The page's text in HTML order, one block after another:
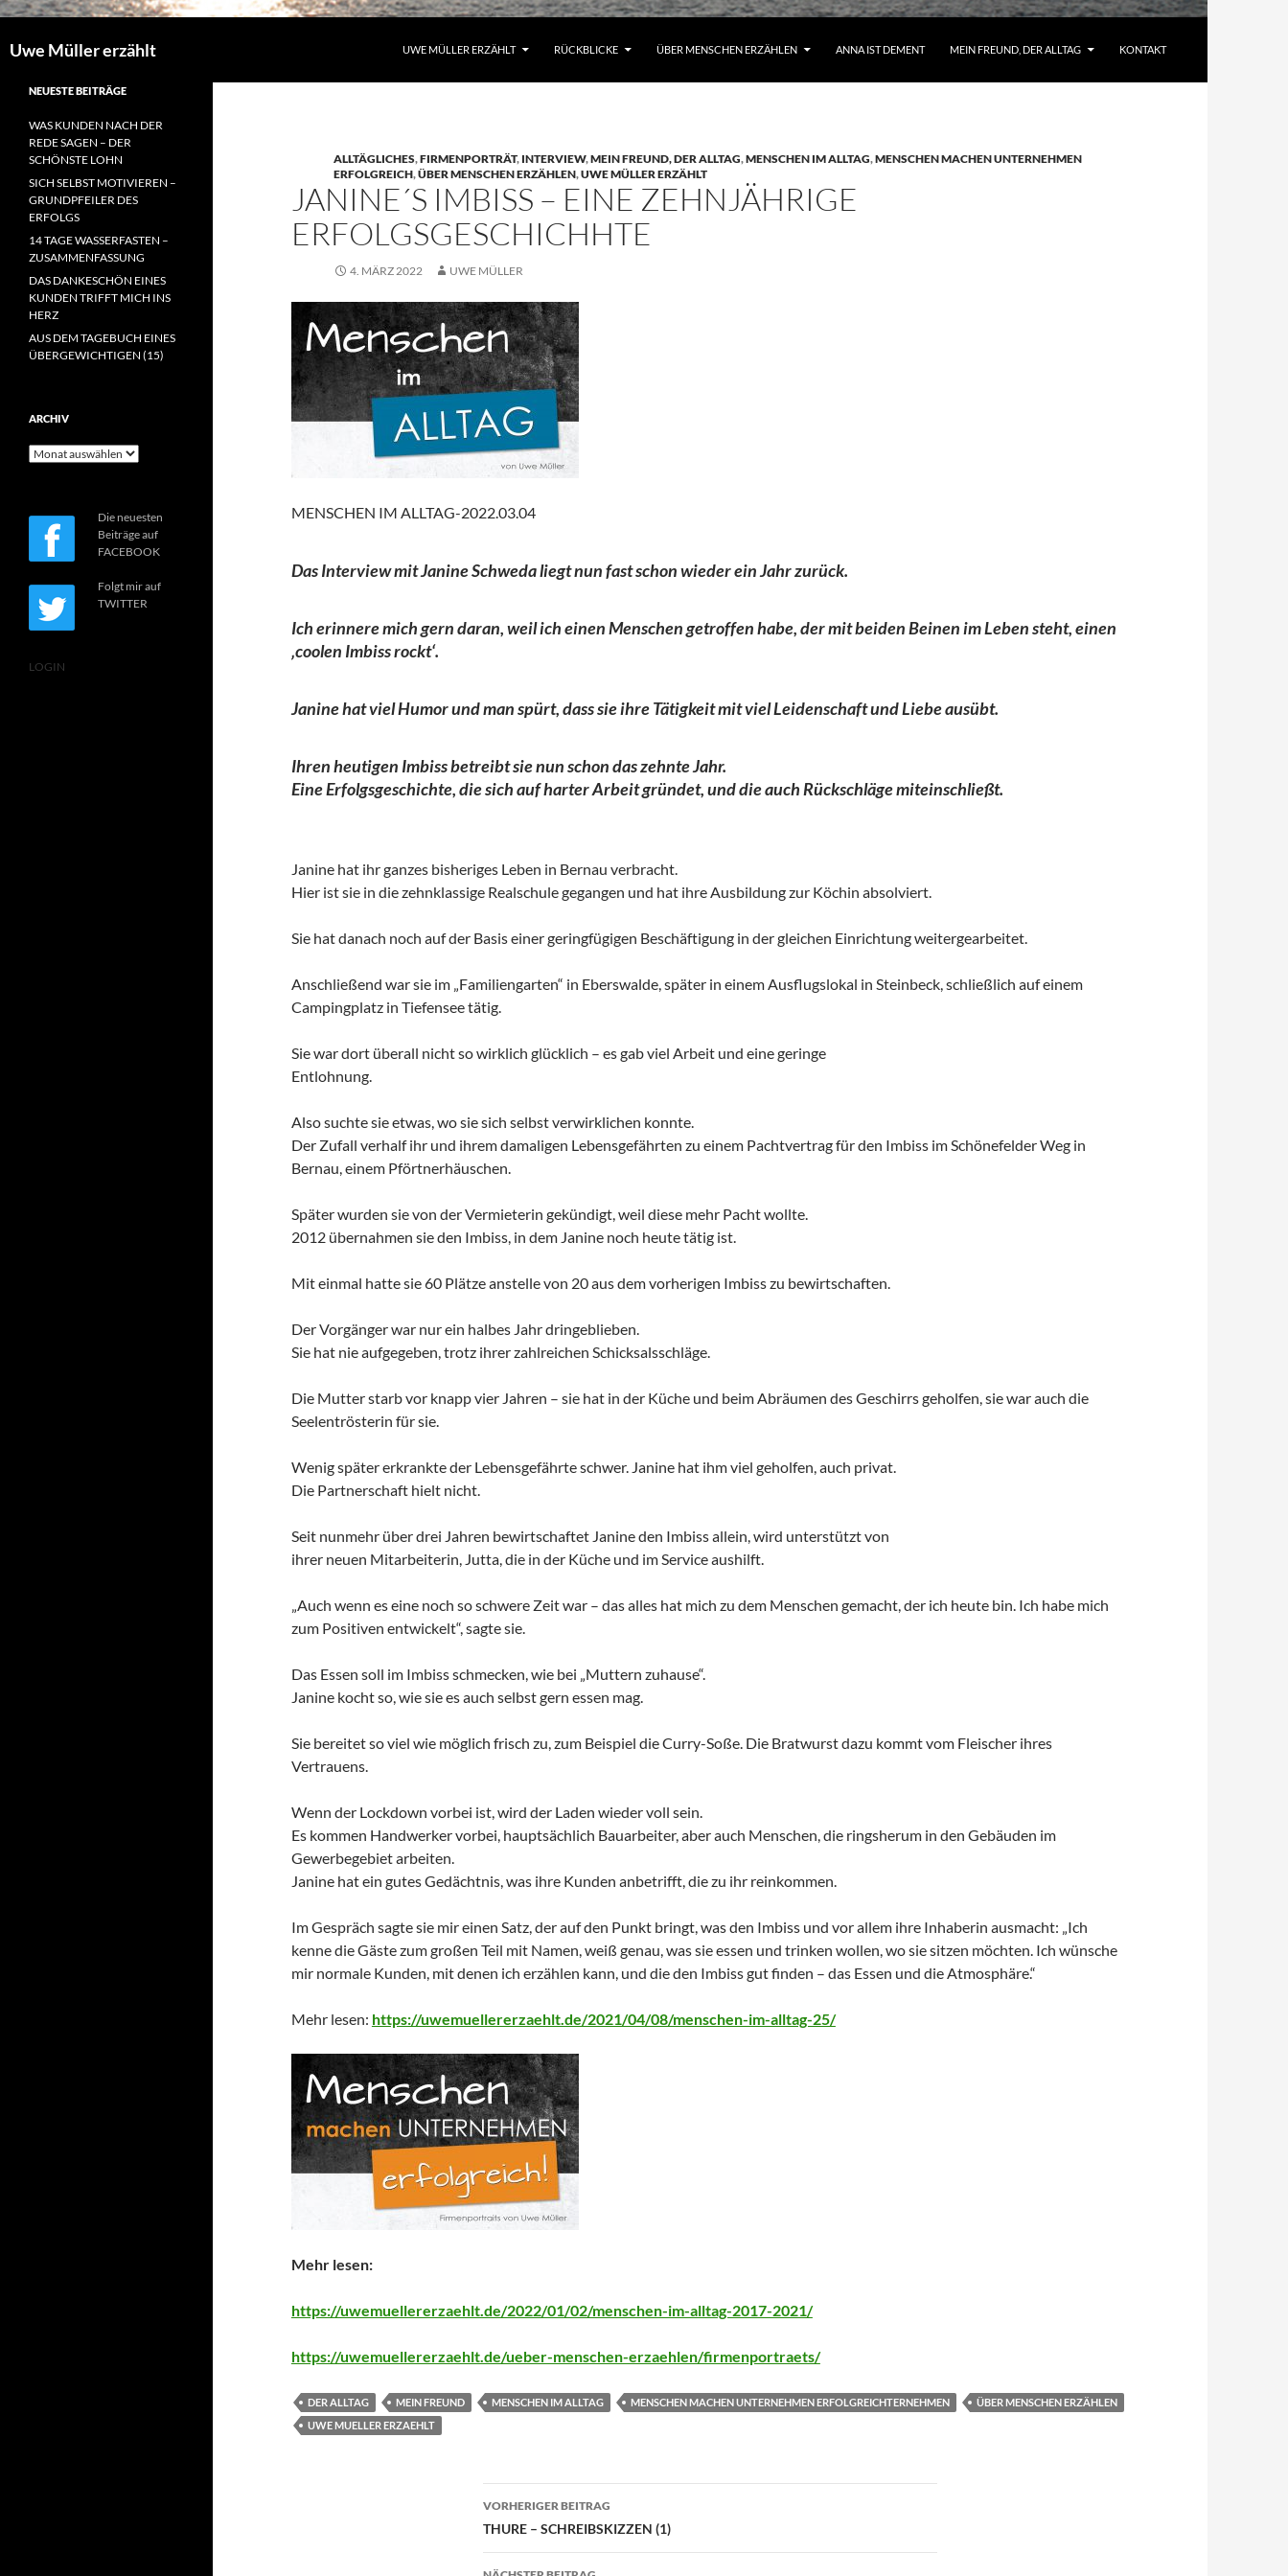
Uwe Müller erzählt UWE MÜLLER ERZÄHLT RÜCKBLICKE ÜBER MENSCHEN ERZÄHLEN ANNA IST DEMENT MEIN FREUND, DER ALLTAG KONTAKT
ALLTÄGLICHES,FIRMENPORTRÄT, INTERVIEW,MEIN FREUND, DER ALLTAG,MENSCHEN IM ALLTAG,MENSCHEN MACHEN UNTERNEHMEN
ERFOLGREICH,ÜBER MENSCHEN ERZÄHLEN,UWE MÜLLER ERZÄHLT
JANINE´S IMBISS – EINE ZEHNJÄHRIGE
ERFOLGSGESCHICHHTE
4. MÄRZ 2022 UWE MÜLLER
MENSCHEN IM ALLTAG-2022.03.04
Das Interview mit Janine Schweda liegt nun fast schon wieder ein Jahr zurück.
Ich erinnere mich gern daran, weil ich einen Menschen getroffen habe, der mit beiden Beinen im Leben steht, einen
‚coolen Imbiss rockt‘.
Janine hat viel Humor und man spürt, dass sie ihre Tätigkeit mit viel Leidenschaft und Liebe ausübt.
Ihren heutigen Imbiss betreibt sie nun schon das zehnte Jahr.
Eine Erfolgsgeschichte, die sich auf harter Arbeit gründet, und die auch Rückschläge miteinschließt.
Janine hat ihr ganzes bisheriges Leben in Bernau verbracht.
Hier ist sie in die zehnklassige Realschule gegangen und hat ihre Ausbildung zur Köchin absolviert.
Sie hat danach noch auf der Basis einer geringfügigen Beschäftigung in der gleichen Einrichtung weitergearbeitet.
Anschließend war sie im „Familiengarten“ in Eberswalde, später in einem Ausflugslokal in Steinbeck, schließlich auf einem
Campingplatz in Tiefensee tätig.
Sie war dort überall nicht so wirklich glücklich – es gab viel Arbeit und eine geringe
Entlohnung.
Also suchte sie etwas, wo sie sich selbst verwirklichen konnte.
Der Zufall verhalf ihr und ihrem damaligen Lebensgefährten zu einem Pachtvertrag für den Imbiss im Schönefelder Weg in
Bernau, einem Pförtnerhäuschen.
Später wurden sie von der Vermieterin gekündigt, weil diese mehr Pacht wollte.
2012 übernahmen sie den Imbiss, in dem Janine noch heute tätig ist.
Mit einmal hatte sie 60 Plätze anstelle von 20 aus dem vorherigen Imbiss zu bewirtschaften.
Der Vorgänger war nur ein halbes Jahr dringeblieben.
Sie hat nie aufgegeben, trotz ihrer zahlreichen Schicksalsschläge.
Die Mutter starb vor knapp vier Jahren – sie hat in der Küche und beim Abräumen des Geschirrs geholfen, sie war auch die
Seelentrösterin für sie.
Wenig später erkrankte der Lebensgefährte schwer. Janine hat ihm viel geholfen, auch privat.
Die Partnerschaft hielt nicht.
Seit nunmehr über drei Jahren bewirtschaftet Janine den Imbiss allein, wird unterstützt von
ihrer neuen Mitarbeiterin, Jutta, die in der Küche und im Service aushilft.
„Auch wenn es eine noch so schwere Zeit war – das alles hat mich zu dem Menschen gemacht, der ich heute bin. Ich habe mich
zum Positiven entwickelt“, sagte sie.
Das Essen soll im Imbiss schmecken, wie bei „Muttern zuhause“.
Janine kocht so, wie sie es auch selbst gern essen mag.
Sie bereitet so viel wie möglich frisch zu, zum Beispiel die Curry-Soße. Die Bratwurst dazu kommt vom Fleischer ihres
Vertrauens.
Wenn der Lockdown vorbei ist, wird der Laden wieder voll sein.
Es kommen Handwerker vorbei, hauptsächlich Bauarbeiter, aber auch Menschen, die ringsherum in den Gebäuden im
Gewerbegebiet arbeiten.
Janine hat ein gutes Gedächtnis, was ihre Kunden anbetrifft, die zu ihr reinkommen.
Im Gespräch sagte sie mir einen Satz, der auf den Punkt bringt, was den Imbiss und vor allem ihre Inhaberin ausmacht: „Ich
kenne die Gäste zum großen Teil mit Namen, weiß genau, was sie essen und trinken wollen, wo sie sitzen möchten. Ich wünsche
mir normale Kunden, mit denen ich erzählen kann, und die den Imbiss gut finden – das Essen und die Atmosphäre.“
Mehr lesen: https://uwemuellererzaehlt.de/2021/04/08/menschen-im-alltag-25/
Mehr lesen:
https://uwemuellererzaehlt.de/2022/01/02/menschen-im-alltag-2017-2021/
https://uwemuellererzaehlt.de/ueber-menschen-erzaehlen/firmenportraets/
DER ALLTAG MEIN FREUND MENSCHEN IM ALLTAG MENSCHEN MACHEN UNTERNEHMEN ERFOLGREICHTERNEHMEN
ÜBER MENSCHEN ERZÄHLEN
UWE MUELLER ERZAEHLT
Beitragsnavigation
VORHERIGER BEITRAG
THURE – SCHREIBSKIZZEN (1)
NEUESTE BEITRÄGE
WAS KUNDEN NACH DER
REDE SAGEN – DER
SCHÖNSTE LOHN
SICH SELBST MOTIVIEREN –
GRUNDPFEILER DES
ERFOLGS
14 TAGE WASSERFASTEN –
ZUSAMMENFASSUNG
DAS DANKESCHÖN EINES
KUNDEN TRIFFT MICH INS
HERZ
AUS DEM TAGEBUCH EINES
ÜBERGEWICHTIGEN (15)
ARCHIV
Archiv
Die neuesten
Beiträge auf
FACEBOOK
Folgt mir auf
TWITTER
LOGIN